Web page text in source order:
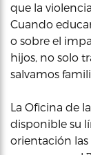
que la
Cuando
o sobre el
hijos, no solo
salvamos
La Oficina de
disponible su
orientación las